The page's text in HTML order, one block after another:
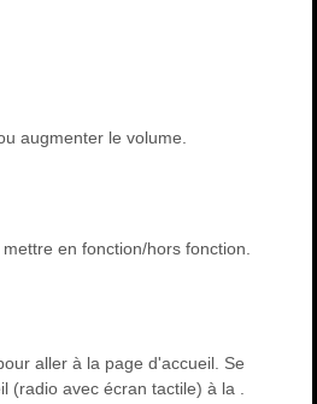
augmenter le volume.
en fonction/hors fonction.
aller à la page d'accueil. Se
(radio avec écran tactile) à la .